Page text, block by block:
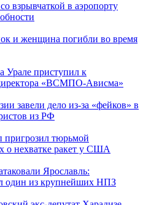
взрывчаткой в аэропорту
и женщина погибли во время
Урале приступил к
«ВСМПО-Ависма»
завели дело из-за «фейков» в
из РФ
пригрозил тюрьмой
о нехватке ракет у США
Ярославль:
один из крупнейших НПЗ